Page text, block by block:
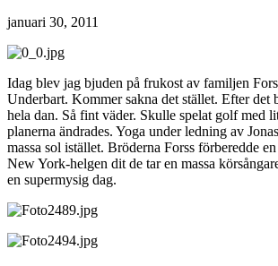
januari 30, 2011
Idag blev jag bjuden på frukost av familjen
Underbart. Kommer sakna det stället. Efter det
hela dan. Så fint väder. Skulle spelat golf med
planerna ändrades. Yoga under ledning av
massa sol istället. Bröderna Forss förberedde
New York-helgen dit de tar en massa
en supermysig dag.